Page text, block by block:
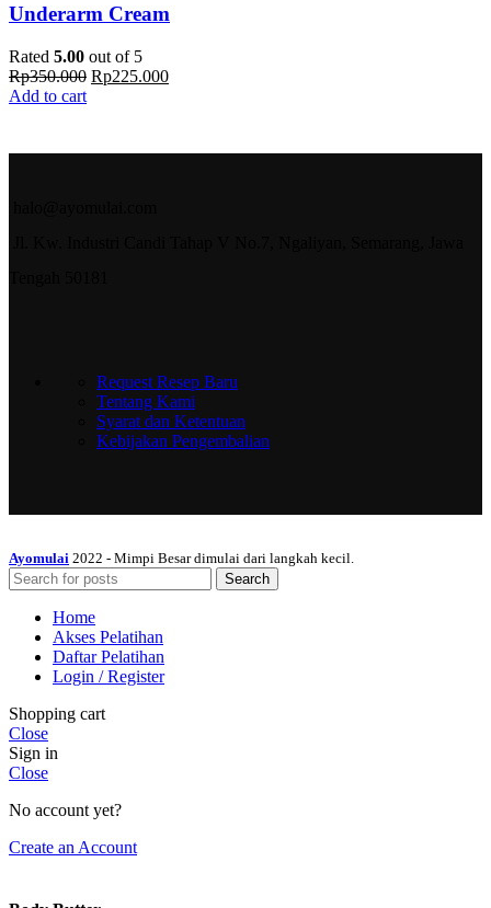
Underarm Cream
Rated 5.00 out of 5
Rp350.000 Rp225.000
Add to cart
Request Resep Baru
Tentang Kami
Syarat dan Ketentuan
Kebijakan Pengembalian
Ayomulai 2022 - Mimpi Besar dimulai dari langkah kecil.
Search
Home
Akses Pelatihan
Daftar Pelatihan
Login / Register
Shopping cart
Close
Sign in
Close
No account yet?
Create an Account